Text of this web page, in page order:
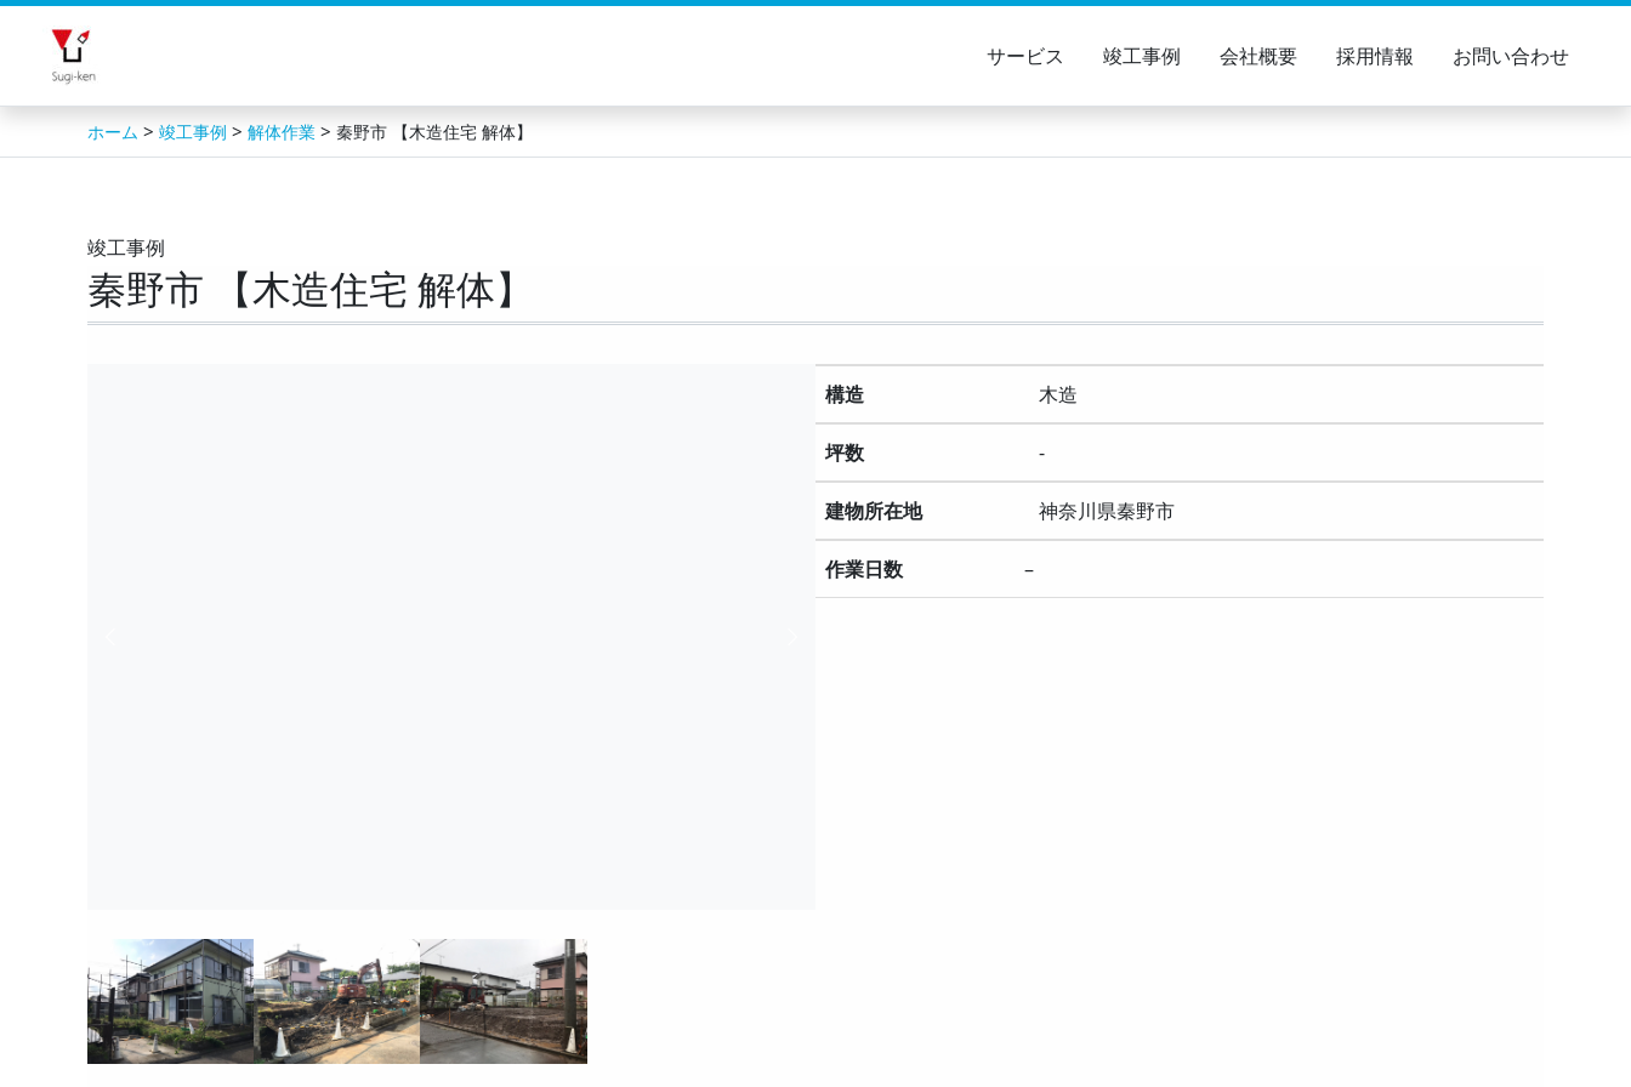
キ
サービス 竣工事例 会社概要 採用情報 お問い合わせ
ホーム > 竣工事例 > 解体作業 > 秦野市 【木造住宅 解体】
竣工事例
秦野市 【木造住宅 解体】
構造 木造
坪数 -
建物所在地 神奈川県秦野市
作業日数 –